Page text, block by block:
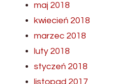
maj 2018
kwiecień 2018
marzec 2018
luty 2018
styczeń 2018
listopad 2017